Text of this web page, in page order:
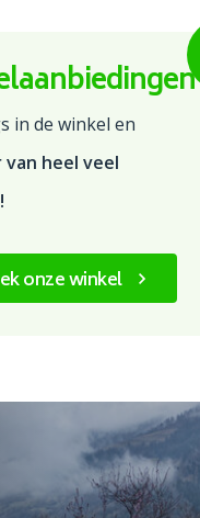
in de winkel en
heel veel
onze winkel